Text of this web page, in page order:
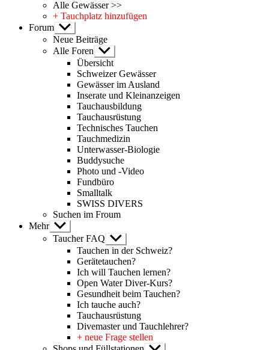
Alle Gewässer >>
+ Tauchplatz hinzufügen
Forum Untermenü
anzeigen
Neue Beiträge
Alle Foren Untermenü
anzeigen
Übersicht
Schweizer Gewässer
Gewässer im Ausland
Inserate und Kleinanzeigen
Tauchausbildung
Tauchausrüstung
Technisches Tauchen
Tauchmedizin
Unterwasser-Biologie
Buddysuche
Photo und -Video
Fundbüro
Smalltalk
SWISS DIVERS
Suchen im Froum
Mehr Untermenü
anzeigen
Taucher FAQ Untermenü
anzeigen
Tauchen in der Schweiz?
Gerätetauchen?
Ich will Tauchen lernen?
Open Water Diver-Kurs?
Gesundheit beim Tauchen?
Ich tauche auch?
Tauchausrüstung
Divemaster und Tauchlehrer?
+ neue Frage stellen